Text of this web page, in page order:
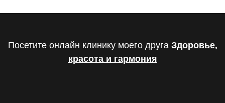
Посетите онлайн клинику моего друга Здоровье,
красота и гармония